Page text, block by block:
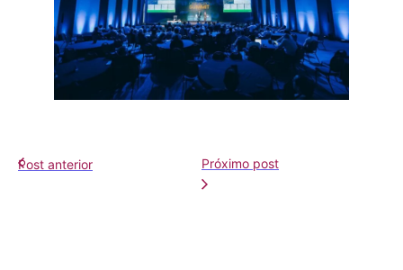
Post anterior Próximo post